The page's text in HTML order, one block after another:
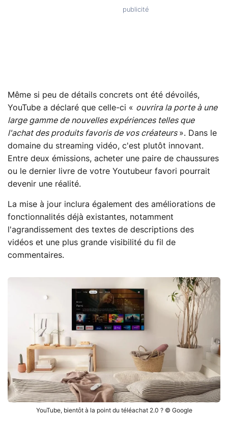
Même si peu de détails concrets ont été dévoilés,
YouTube a déclaré que celle-ci « ouvrira la porte à une
large gamme de nouvelles expériences telles que
l'achat des produits favoris de vos créateurs ». Dans le
domaine du streaming vidéo, c'est plutôt innovant.
Entre deux émissions, acheter une paire de chaussures
ou le dernier livre de votre Youtubeur favori pourrait
devenir une réalité.
La mise à jour inclura également des améliorations de
fonctionnalités déjà existantes, notamment
l'agrandissement des textes de descriptions des
vidéos et une plus grande visibilité du fil de
commentaires.
YouTube, bientôt à la point du téléachat 2.0 ? © Google